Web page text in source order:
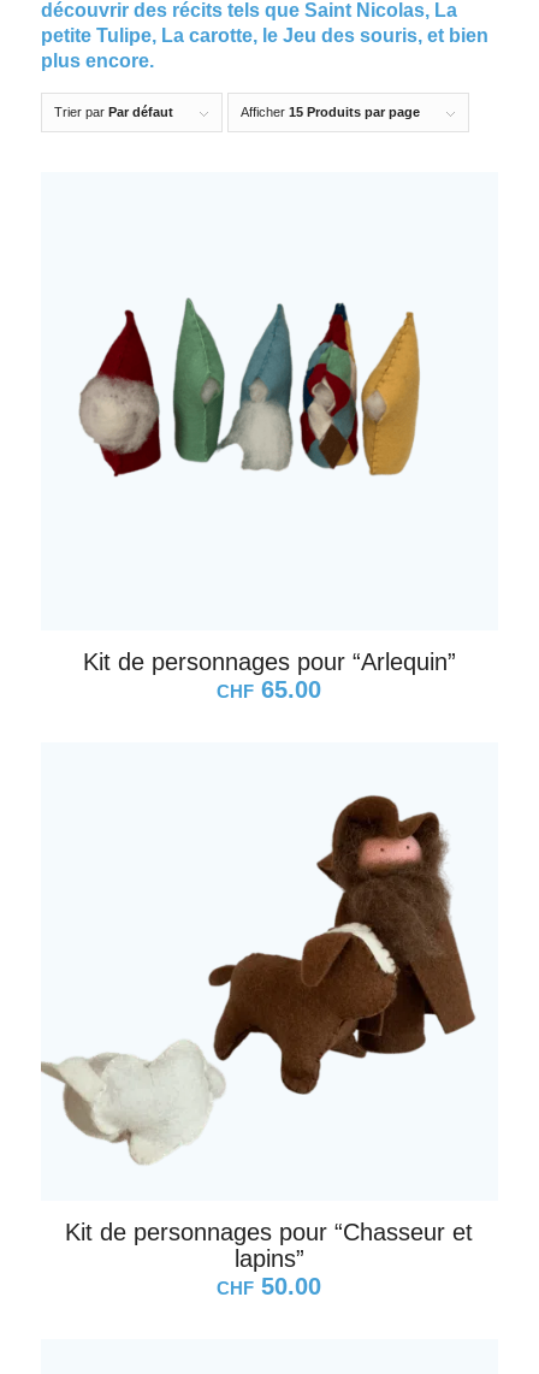
découvrir des récits tels que Saint Nicolas, La
petite Tulipe, La carotte, le Jeu des souris, et bien
plus encore.
Trier par Par défaut Afficher 15 Produits par page
Kit de personnages pour “Arlequin”
CHF 65.00
Kit de personnages pour “Chasseur et
lapins”
CHF 50.00